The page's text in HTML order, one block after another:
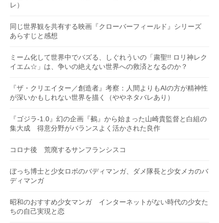
レ）
同じ世界観を共有する映画『クローバーフィールド』シリーズ
あらすじと感想
ミーム化して世界中でバズる、しぐれういの「粛聖!! ロリ神レク
イエム☆」は、争いの絶えない世界への救済となるのか？
『ザ・クリエイター／創造者』考察：人間よりもAIの方が精神性
が深いかもしれない世界を描く（ややネタバレあり）
『ゴジラ-1.0』幻の企画『鵺』から始まった山崎貴監督と白組の
集大成 得意分野がバランスよく活かされた良作
コロナ後 荒廃するサンフランシスコ
ぼっち博士と少女ロボのバディマンガ、ダメ隊長と少女メカのバ
ディマンガ
昭和のおすすめ少女マンガ インターネットがない時代の少女た
ちの自己実現と恋